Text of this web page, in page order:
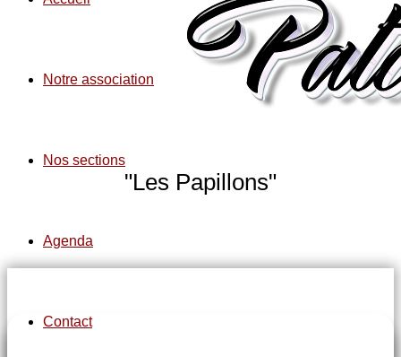
Notre association
Nos sections
Agenda
Contact
"Les Papillons"